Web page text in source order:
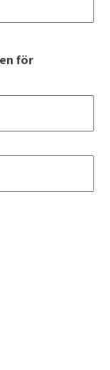
för